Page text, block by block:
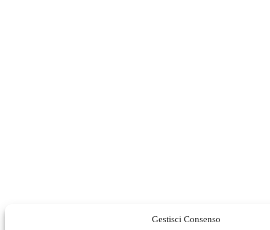
Gestisci Consenso